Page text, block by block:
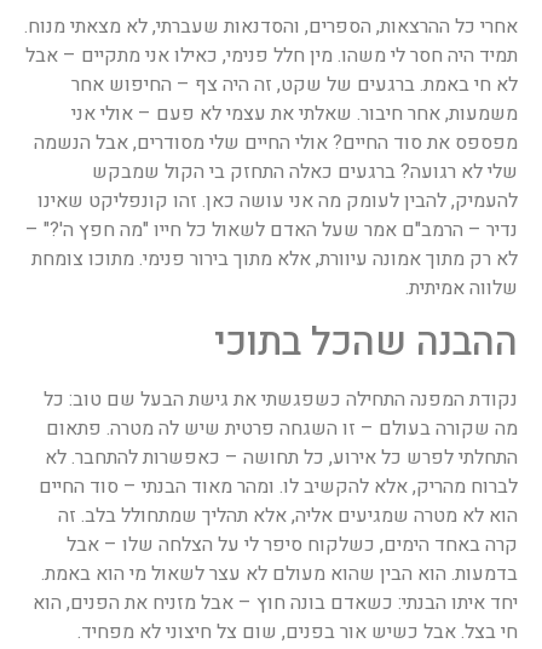
אחרי כל ההרצאות, הספרים, והסדנאות שעברתי, לא מצאתי מנוח.
תמיד היה חסר לי משהו. מין חלל פנימי, כאילו אני מתקיים – אבל
לא חי באמת. ברגעים של שקט, זה היה צף – החיפוש אחר
משמעות, אחר חיבור. שאלתי את עצמי לא פעם – אולי אני
מפספס את סוד החיים? אולי החיים שלי מסודרים, אבל הנשמה
שלי לא רגועה? ברגעים כאלה התחזק בי הקול שמבקש
להעמיק, להבין לעומק מה אני עושה כאן. זהו קונפליקט שאינו
נדיר – הרמב"ם אמר שעל האדם לשאול כל חייו "מה חפץ ה'?" –
לא רק מתוך אמונה עיוורת, אלא מתוך בירור פנימי. מתוכו צומחת
שלווה אמיתית.
ההבנה שהכל בתוכי
נקודת המפנה התחילה כשפגשתי את גישת הבעל שם טוב: כל
מה שקורה בעולם – זו השגחה פרטית שיש לה מטרה. פתאום
התחלתי לפרש כל אירוע, כל תחושה – כאפשרות להתחבר. לא
לברוח מהריק, אלא להקשיב לו. ומהר מאוד הבנתי – סוד החיים
הוא לא מטרה שמגיעים אליה, אלא תהליך שמתחולל בלב. זה
קרה באחד הימים, כשלקוח סיפר לי על הצלחה שלו – אבל
בדמעות. הוא הבין שהוא מעולם לא עצר לשאול מי הוא באמת.
יחד איתו הבנתי: כשאדם בונה חוץ – אבל מזניח את הפנים, הוא
חי בצל. אבל כשיש אור בפנים, שום צל חיצוני לא מפחיד.